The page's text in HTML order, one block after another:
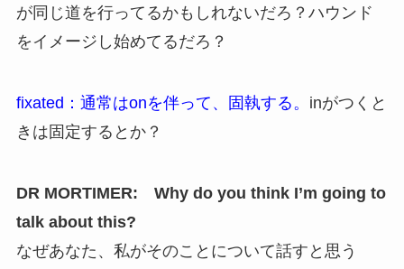
が同じ道を行ってるかもしれないだろ？ハウンド
をイメージし始めてるだろ？
fixated：通常はonを伴って、固執する。 inがつくと
きは固定するとか？
DR MORTIMER: Why do you think I’m going to
talk about this?
なぜあなた、私がそのことについて話すと思う